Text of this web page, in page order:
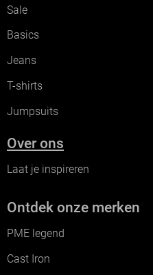
Sale
Basics
Jeans
T-shirts
Jumpsuits
Over ons
Laat je inspireren
Ontdek onze merken
PME legend
Cast Iron